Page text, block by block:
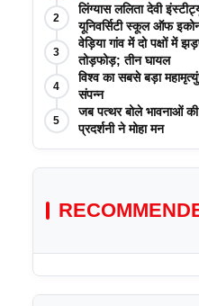
वादा
2
लिंग्यास ललिता देवी
यूनिवर्सिटी स्कूल ऑफ
साथ अकादमिक पत्रिकाओं
दिवसीय कार्यशाला का
3
वेड़िया गांव में दो पक्षों में
तोड़फोड़; तीन घायल
4
विश्व का सबसे बड़ा
संपन्न
5
जब पत्थर बोले भावनाओं की
प्रदर्शनी ने मोहा मन